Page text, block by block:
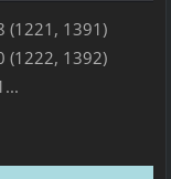
(1221, 1391)
(1222, 1392)